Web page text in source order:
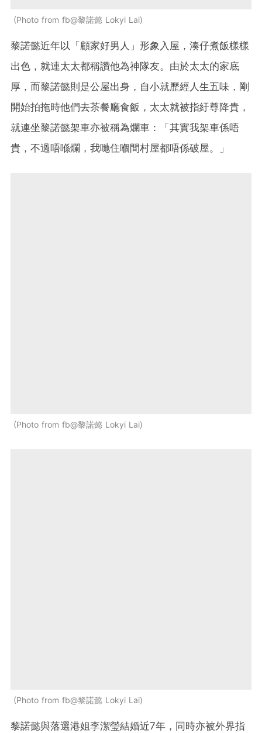
Photo from fb@黎諾懿 Lokyi Lai
黎諾懿近年以「顧家好男人」形象入屋，湊仔煮飯樣樣
出色，就連太太都稱讚他為神隊友。由於太太的家底
厚，而黎諾懿則是公屋出身，自小就歷經人生五味，剛
開始拍拖時他們去茶餐廳食飯，太太就被指紆尊降貴，
就連坐黎諾懿架車亦被稱為爛車：「其實我架車係唔
貴，不過唔喺爛，我哋住嗰間村屋都唔係破屋。」
Photo from fb@黎諾懿 Lokyi Lai
Photo from fb@黎諾懿 Lokyi Lai
黎諾懿與落選港姐李潔瑩結婚近7年，同時亦被外界指